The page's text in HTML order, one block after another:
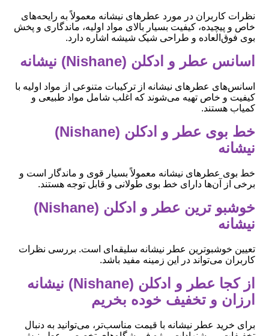
نظرات کاربران در مورد عطرهای نیشانه معمولاً به رایحه‌های
خاص و پیچیده، کیفیت بسیار بالای مواد اولیه، ماندگاری و پخش
بوی فوق‌العاده و طراحی شیک شیشه اشاره دارد.
اسانس عطر و ادکلن (Nishane) نیشانه
اسانس‌های عطرهای نیشانه از ترکیبات متنوعی از مواد اولیه با
کیفیت و خاص تهیه می‌شوند که اغلب شامل مواد طبیعی و
کمیاب هستند.
خط بوی عطر و ادکلن (Nishane)
نیشانه
خط بوی عطرهای نیشانه معمولاً بسیار قوی و ماندگار است و
برخی از آن‌ها دارای خط بوی طولانی و قابل توجه هستند.
خوشبو ترین عطر و ادکلن (Nishane)
نیشانه
تعیین خوشبوترین عطر نیشانه سلیقه‌ای است. بررسی نظرات
کاربران می‌تواند در این زمینه مفید باشد.
از کجا عطر و ادکلن (Nishane) نیشانه
ارزان و تخفیف خوده بخریم
برای خرید عطر نیشانه با قیمت مناسب‌تر، می‌توانید به دنبال